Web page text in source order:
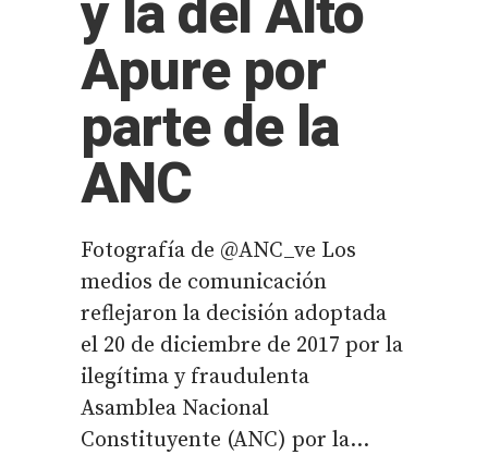
Apure por
parte de la
ANC
Fotografía de @ANC_ve Los
medios de comunicación
reflejaron la decisión adoptada
el 20 de diciembre de 2017 por la
ilegítima y fraudulenta
Asamblea Nacional
Constituyente (ANC) por la...